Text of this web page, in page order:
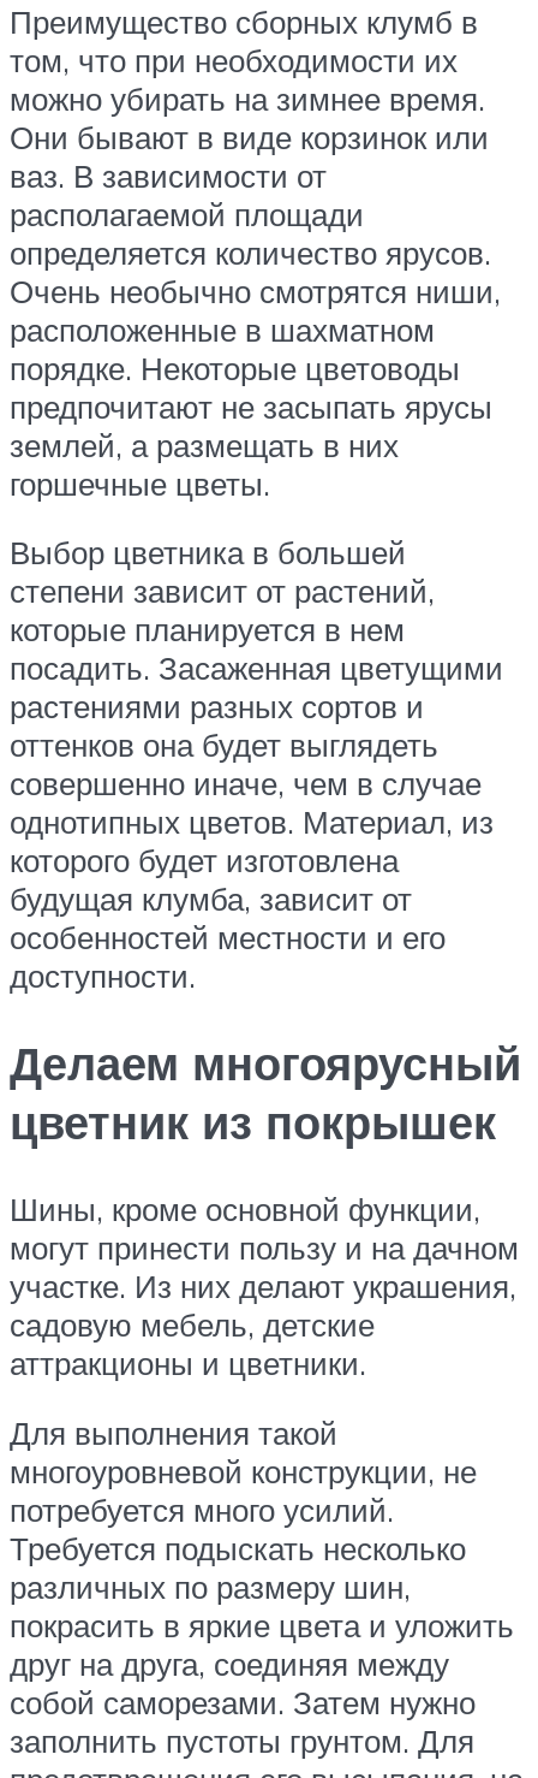
Преимущество сборных клумб в
том, что при необходимости их
можно убирать на зимнее время.
Они бывают в виде корзинок или
ваз. В зависимости от
располагаемой площади
определяется количество ярусов.
Очень необычно смотрятся ниши,
расположенные в шахматном
порядке. Некоторые цветоводы
предпочитают не засыпать ярусы
землей, а размещать в них
горшечные цветы.
Выбор цветника в большей
степени зависит от растений,
которые планируется в нем
посадить. Засаженная цветущими
растениями разных сортов и
оттенков она будет выглядеть
совершенно иначе, чем в случае
однотипных цветов. Материал, из
которого будет изготовлена
будущая клумба, зависит от
особенностей местности и его
доступности.
Делаем многоярусный
цветник из покрышек
Шины, кроме основной функции,
могут принести пользу и на дачном
участке. Из них делают украшения,
садовую мебель, детские
аттракционы и цветники.
Для выполнения такой
многоуровневой конструкции, не
потребуется много усилий.
Требуется подыскать несколько
различных по размеру шин,
покрасить в яркие цвета и уложить
друг на друга, соединяя между
собой саморезами. Затем нужно
заполнить пустоты грунтом. Для